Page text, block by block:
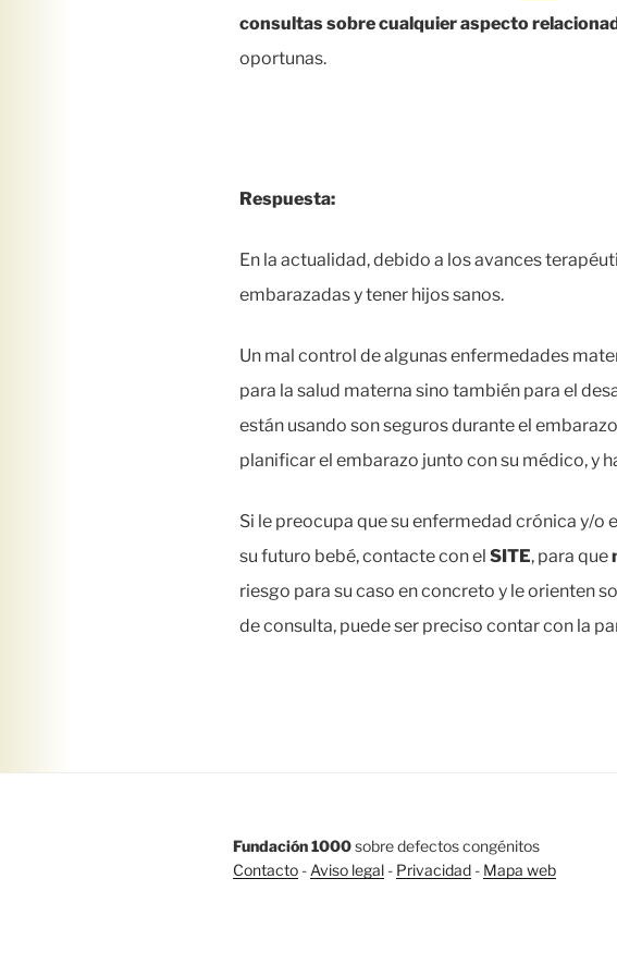
consultas sobre cualquier aspecto
oportunas.
Respuesta:
En la actualidad, debido a los avances
embarazadas y tener hijos sanos.
Un mal control de algunas enfermedades
para la salud materna sino también para el
están usando son seguros durante el
planificar el embarazo junto con su médico, y
Si le preocupa que su enfermedad crónica y/
su futuro bebé, contacte con el SITE, para que
riesgo para su caso en concreto y le orienten
de consulta, puede ser preciso contar con la
Fundación 1000sobre defectos congénitos
Contacto - Aviso legal - Privacidad - Mapa web